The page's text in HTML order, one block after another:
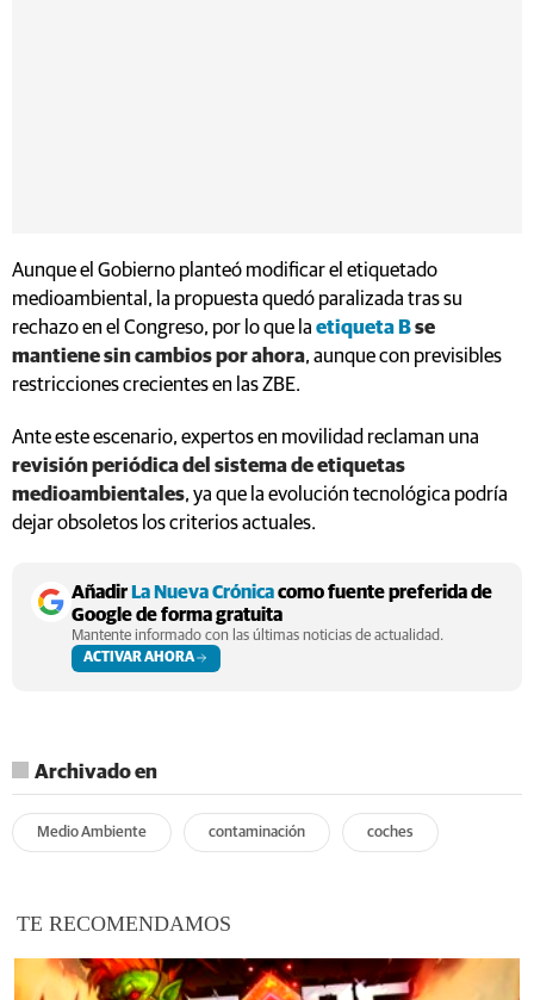
Aunque el Gobierno planteó modificar el etiquetado
medioambiental, la propuesta quedó paralizada tras su
rechazo en el Congreso, por lo que la etiqueta Bse
mantiene sin cambios por ahora, aunque con previsibles
restricciones crecientes en las ZBE.
Ante este escenario, expertos en movilidad reclaman una
revisión periódica del sistema de etiquetas
medioambientales, ya que la evolución tecnológica podría
dejar obsoletos los criterios actuales.
AñadirLa Nueva Crónicacomo fuente preferida de
Google de forma gratuita
Mantente informado con las últimas noticias de actualidad.
ACTIVAR AHORA
Archivado en
Medio Ambiente contaminación coches
TE RECOMENDAMOS